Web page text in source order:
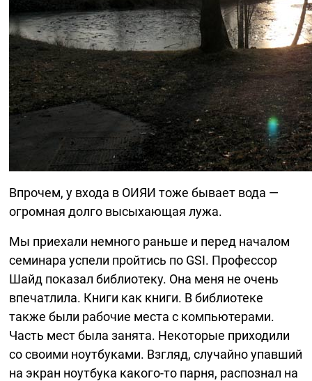
Впрочем, у входа в ОИЯИ тоже бывает вода —
огромная долго высыхающая лужа.
Мы приехали немного раньше и перед началом
семинара успели пройтись по GSI. Профессор
Шайд показал библиотеку. Она меня не очень
впечатлила. Книги как книги. В библиотеке
также были рабочие места с компьютерами.
Часть мест была занята. Некоторые приходили
со своими ноутбуками. Взгляд, случайно упавший
на экран ноутбука какого-то парня, распознал на